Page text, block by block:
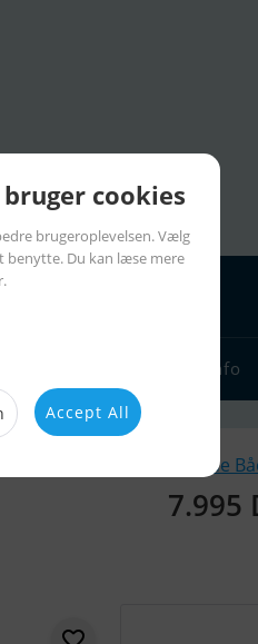
Sejlerinfo
Lignende
7.995
cookies
brugeroplevelsen. Vælg
benytte. Du kan læse mere
Accept All